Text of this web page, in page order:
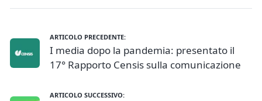
ARTICOLO PRECEDENTE:
I media dopo la pandemia: presentato il
17° Rapporto Censis sulla comunicazione
ARTICOLO SUCCESSIVO: